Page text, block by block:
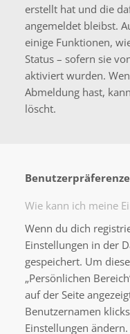
erstellt hat und die
angemeldet bleibst.
einige Funktionen,
Status – sofern sie
aktiviert wurden.
Abmeldung hast,
löscht.
Wie kann ich meine
Wenn du dich
Einstellungen in der
gespeichert. Um
„Persönlichen
auf der Seite
Benutzernamen
Einstellungen ändern.